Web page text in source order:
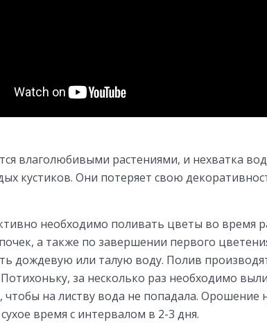
влаголюбивыми растениями, и нехватка
кустиков. Они потеряет свою
необходимо поливать цветы во время
а также по завершении первого
дождевую или талую воду. Полив
Потихоньку, за несколько раз необходимо
чтобы на листву вода не попадала. Орошение
время с интервалом в 2-3 дня.